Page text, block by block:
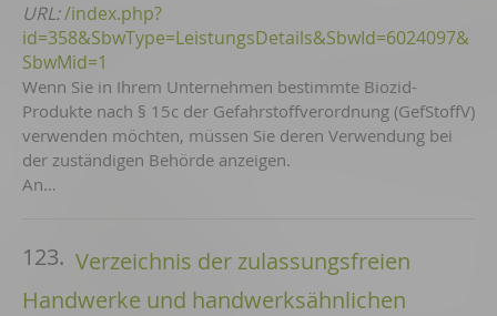
URL:/index.php?
id=358&SbwType=LeistungsDetails&SbwId=6024097&
SbwMid=1
Wenn Sie in Ihrem Unternehmen bestimmte Biozid-
Produkte nach § 15c der Gefahrstoffverordnung (GefStoffV)
verwenden möchten, müssen Sie deren Verwendung bei
der zuständigen Behörde anzeigen.
An…
123. Verzeichnis der zulassungsfreien
Handwerke und handwerksähnlichen